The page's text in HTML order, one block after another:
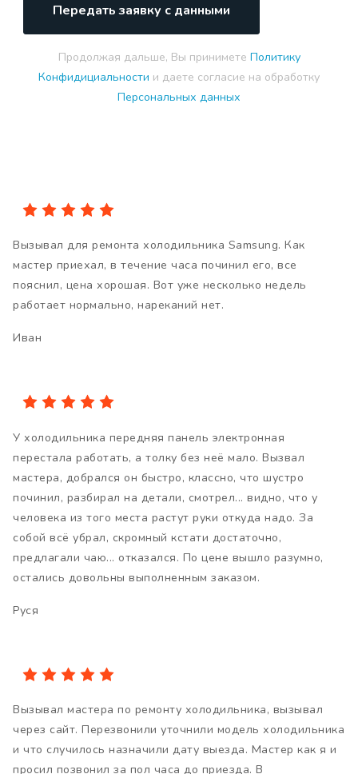
Передать заявку с данными
Продолжая дальше, Вы принимете Политику
Конфидициальности и даете согласие на обработку
Персональных данных
Вызывал для ремонта холодильника Samsung. Как
мастер приехал, в течение часа починил его, все
пояснил, цена хорошая. Вот уже несколько недель
работает нормально, нареканий нет.
Иван
У холодильника передняя панель электронная
перестала работать, а толку без неё мало. Вызвал
мастера, добрался он быстро, классно, что шустро
починил, разбирал на детали, смотрел... видно, что у
человека из того места растут руки откуда надо. За
собой всё убрал, скромный кстати достаточно,
предлагали чаю... отказался. По цене вышло разумно,
остались довольны выполненным заказом.
Руся
Вызывал мастера по ремонту холодильника, вызывал
через сайт. Перезвонили уточнили модель холодильника
и что случилось назначили дату выезда. Мастер как я и
просил позвонил за пол часа до приезда. В